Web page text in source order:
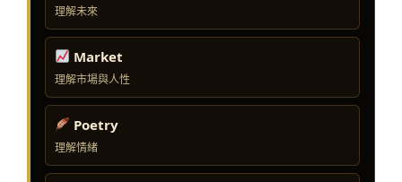
理解未來
Market
理解市場與人性
Poetry
理解情緒